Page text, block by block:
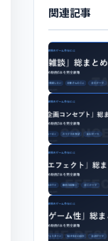
関連記事